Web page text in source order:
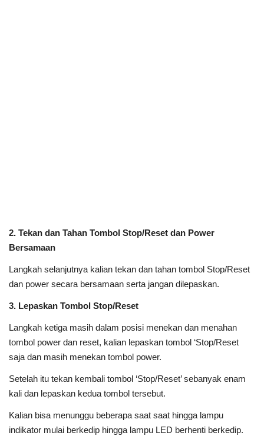
2. Tekan dan Tahan Tombol Stop/Reset dan Power
Bersamaan
Langkah selanjutnya kalian tekan dan tahan tombol Stop/Reset
dan power secara bersamaan serta jangan dilepaskan.
3. Lepaskan Tombol Stop/Reset
Langkah ketiga masih dalam posisi menekan dan menahan
tombol power dan reset, kalian lepaskan tombol ‘Stop/Reset
saja dan masih menekan tombol power.
Setelah itu tekan kembali tombol ‘Stop/Reset’ sebanyak enam
kali dan lepaskan kedua tombol tersebut.
Kalian bisa menunggu beberapa saat saat hingga lampu
indikator mulai berkedip hingga lampu LED berhenti berkedip.